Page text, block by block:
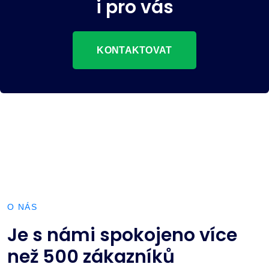
i pro vás
KONTAKTOVAT
O NÁS
Je s námi spokojeno více
než 500 zákazníků